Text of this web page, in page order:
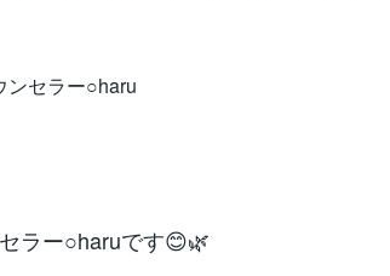
ンセラー○haru
ラー○haruです😊🌿